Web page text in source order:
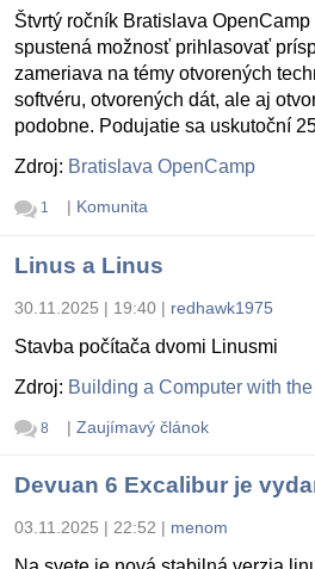
Štvrtý ročník Bratislava
spustená možnosť prihlasovať
zameriava na témy otvorených
softvéru, otvorených dát, ale aj
podobne. Podujatie sa uskutoční
Zdroj: Bratislava OpenCamp
1 | Komunita
Linus a Linus
30.11.2025 | 19:40 | redhawk1975
Stavba počítača dvomi Linusmi
Zdroj: Building a Computer with
8 | Zaujímavý článok
Devuan 6 Excalibur je
03.11.2025 | 22:52 | menom